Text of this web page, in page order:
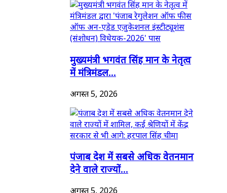
मुख्यमंत्री भगवंत सिंह मान के नेतृत्व
में मंत्रिमंडल...
अगस्त 5, 2026
पंजाब देश में सबसे अधिक वेतनमान
देने वाले राज्यों...
अगस्त 5, 2026